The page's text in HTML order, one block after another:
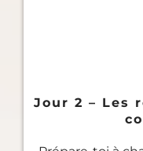
Jour 2 – Les